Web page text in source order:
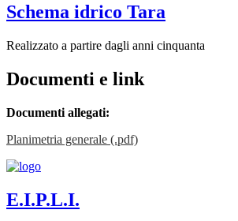
Schema idrico Tara
Realizzato a partire dagli anni cinquanta
Documenti e link
Documenti allegati:
Planimetria generale (.pdf)
E.I.P.L.I.